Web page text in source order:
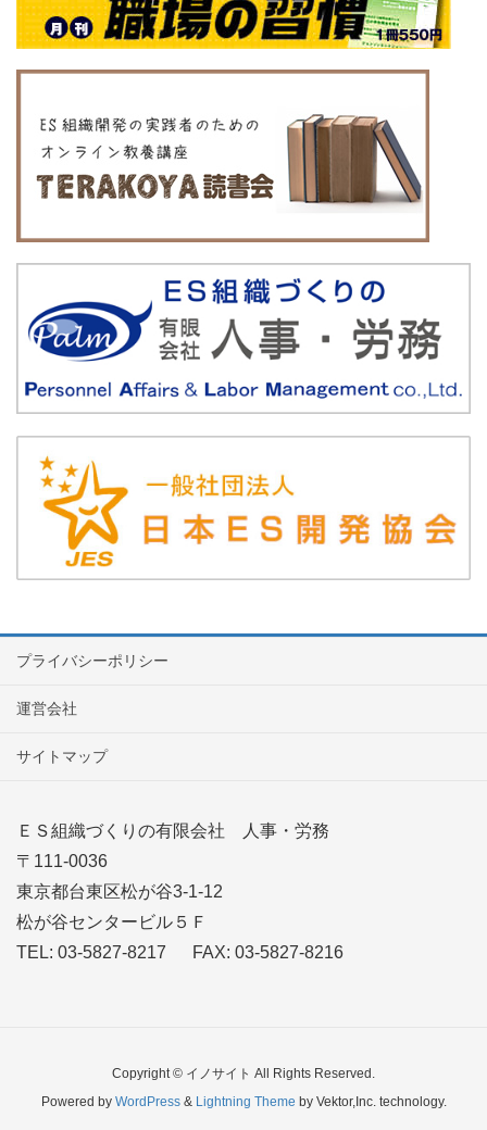
プライバシーポリシー
運営会社
サイトマップ
ＥＳ組織づくりの有限会社 人事・労務
〒111-0036
東京都台東区松が谷3-1-12
松が谷センタービル５Ｆ
TEL: 03-5827-8217 FAX: 03-5827-8216
Copyright © イノサイト All Rights Reserved.
Powered by WordPress& Lightning Theme by Vektor,Inc. technology.